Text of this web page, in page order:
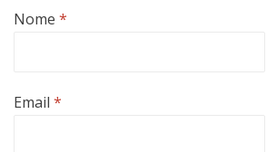
Nome *
Email *